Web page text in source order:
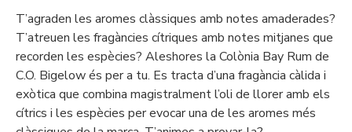
T’agraden les aromes clàssiques amb notes amaderades?
T’atreuen les fragàncies cítriques amb notes mitjanes que
recorden les espècies? Aleshores la Colònia Bay Rum de
C.O. Bigelow és per a tu. Es tracta d’una fragància càlida i
exòtica que combina magistralment l’oli de llorer amb els
cítrics i les espècies per evocar una de les aromes més